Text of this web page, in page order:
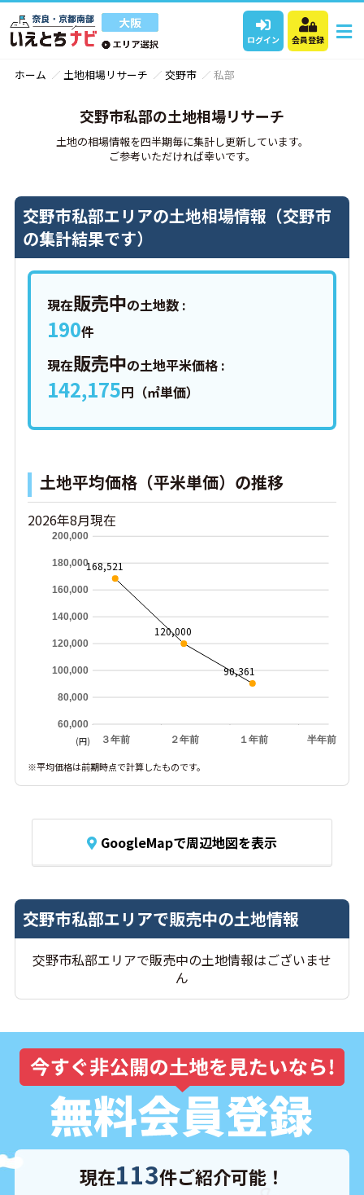
ログイン 会員登録
ホーム 土地相場リサーチ 交野市 私部
交野市私部の土地相場リサーチ
土地の相場情報を四半期毎に集計し更新しています。
ご参考いただければ幸いです。
交野市私部エリアの土地相場情報（交野市
の集計結果です）
現在販売中の土地数 :
190件
現在販売中の土地平米価格 :
142,175円（㎡単価）
土地平均価格（平米単価）の推移
2026年8月現在
３年前 ２年前 １年前 半年前
60,000
80,000
100,000
120,000
140,000
160,000
180,000
200,000
168,521
120,000
90,361
(円)
※平均価格は前期時点で計算したものです。
GoogleMapで周辺地図を表示
交野市私部エリアで販売中の土地情報
交野市私部エリアで販売中の土地情報はございませ
ん
現在113件ご紹介可能！